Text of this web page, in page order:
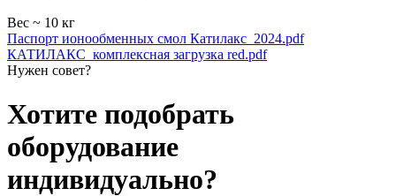
Вес ~ 10 кг
Паспорт ионообменных смол Катилакс_2024.pdf
КАТИЛАКС_комплексная загрузка red.pdf
Нужен совет?
Хотите подобрать
оборудование
индивидуально?